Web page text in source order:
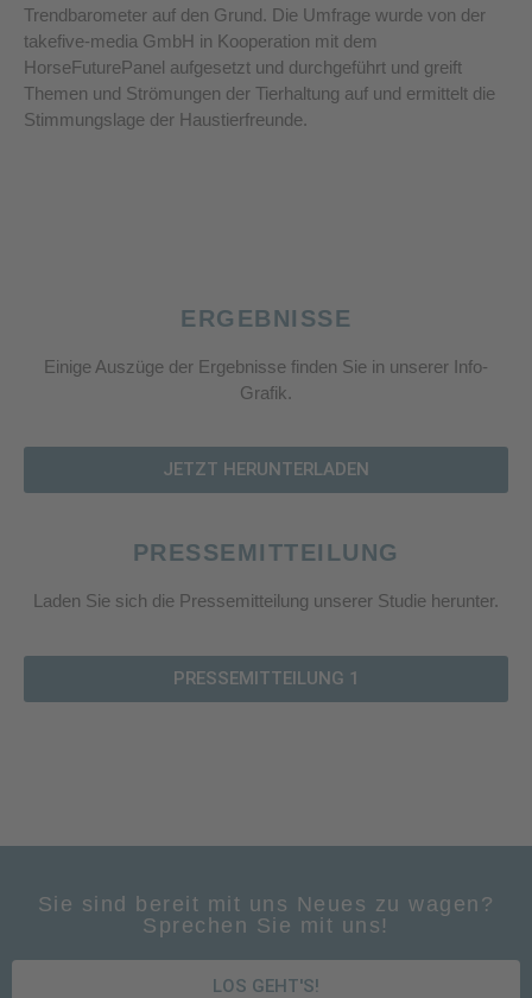
Trendbarometer auf den Grund. Die Umfrage wurde von der
takefive-media GmbH in Kooperation mit dem
HorseFuturePanel aufgesetzt und durchgeführt und greift
Themen und Strömungen der Tierhaltung auf und ermittelt die
Stimmungslage der Haustierfreunde.
ERGEBNISSE
Einige Auszüge der Ergebnisse finden Sie in unserer Info-
Grafik.
JETZT HERUNTERLADEN
PRESSEMITTEILUNG
Laden Sie sich die Pressemitteilung unserer Studie herunter.
PRESSEMITTEILUNG 1
Sie sind bereit mit uns Neues zu wagen?
Sprechen Sie mit uns!
LOS GEHT'S!